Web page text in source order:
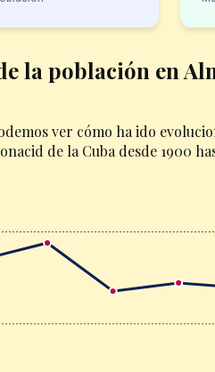
la población en
ver cómo ha ido
de la Cuba desde 1900